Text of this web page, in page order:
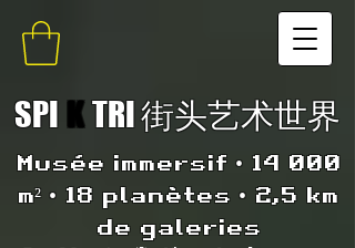
SPI KTRI 街头艺术世界
Musée immersif • 14 000
m² • 18 planètes • 2,5 km
de galeries